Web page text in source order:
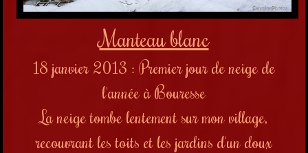
Manteau blanc
18 janvier 2013 : Premier jour de neige de
l'année à Bouresse
La neige tombe lentement sur mon village,
recouvrant les toits et les jardins d'un doux